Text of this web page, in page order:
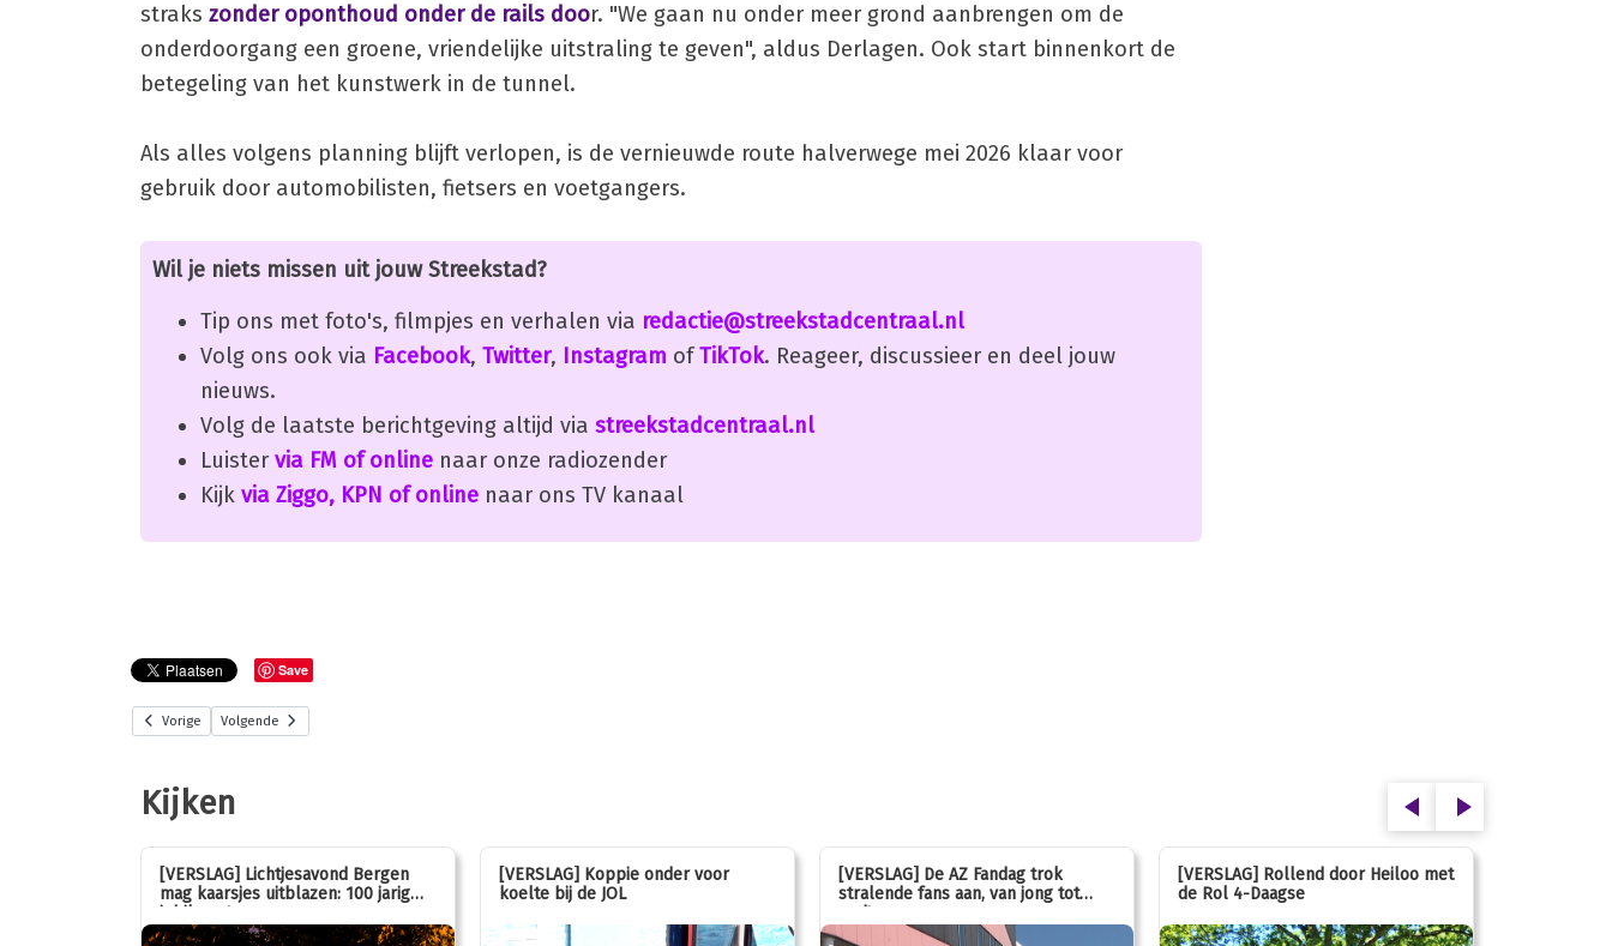
straks zonder oponthoud onder de rails door. "We gaan nu onder meer grond aanbrengen om de
onderdoorgang een groene, vriendelijke uitstraling te geven", aldus Derlagen. Ook start binnenkort de
betegeling van het kunstwerk in de tunnel.
Als alles volgens planning blijft verlopen, is de vernieuwde route halverwege mei 2026 klaar voor
gebruik door automobilisten, fietsers en voetgangers.
Wil je niets missen uit jouw Streekstad?
Tip ons met foto's, filmpjes en verhalen via redactie@streekstadcentraal.nl
Volg ons ook via Facebook, Twitter, Instagram ofTikTok. Reageer, discussieer en deel jouw
nieuws.
Volg de laatste berichtgeving altijd via streekstadcentraal.nl
Luister via FM of online naar onze radiozender
Kijk via Ziggo, KPN of online naar ons TV kanaal
Save
Vorige Volgende
Kijken
[VERSLAG] Lichtjesavond Bergen
mag kaarsjes uitblazen: 100 jarig
jubileum!
[VERSLAG] Koppie onder voor
koelte bij de JOL
[VERSLAG] De AZ Fandag trok
stralende fans aan, van jong tot
oud!
[VERSLAG] Rollend door Heiloo met
de Rol 4-Daagse